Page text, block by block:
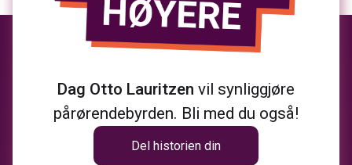
Dag Otto Lauritzen vil synliggjøre
pårørendebyrden. Bli med du også!
Del historien din